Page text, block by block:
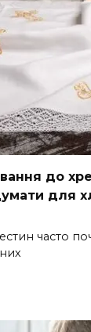
до
для
часто